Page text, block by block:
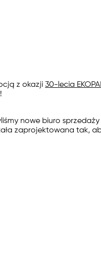
z okazji 30-lecia
nowe biuro
zaprojektowana tak,